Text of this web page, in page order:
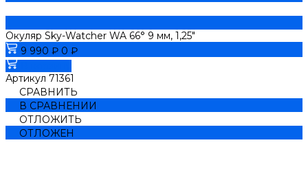
Окуляр Sky-Watcher WA 66° 9 мм, 1,25"
9 990 ₽ 0 ₽
Артикул 71361
СРАВНИТЬ
В СРАВНЕНИИ
ОТЛОЖИТЬ
ОТЛОЖЕН